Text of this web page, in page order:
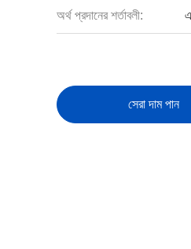
অর্থ প্রদানের শর্তাবলী:
সেরা দাম পান